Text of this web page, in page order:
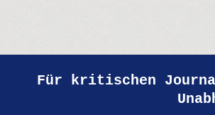
Für kritischen